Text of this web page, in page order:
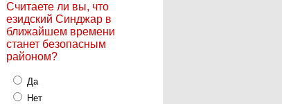
Считаете ли вы, что
езидский Синджар в
ближайшем времени
станет безопасным
районом?
Да
Нет